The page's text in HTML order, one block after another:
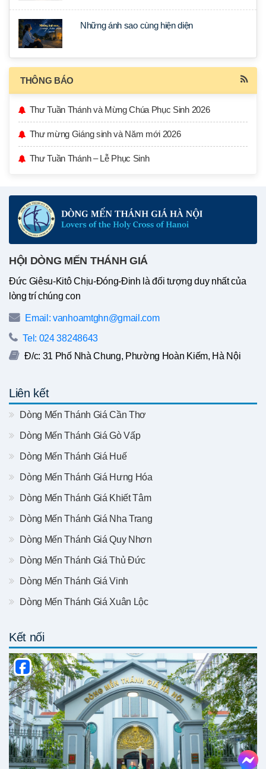
Những ánh sao cùng hiện diện
THÔNG BÁO
Thư Tuần Thánh và Mừng Chúa Phục Sinh 2026
Thư mừng Giáng sinh và Năm mới 2026
Thư Tuần Thánh – Lễ Phục Sinh
HỘI DÒNG MẾN THÁNH GIÁ
Đức Giêsu-Kitô Chịu-Đóng-Đinh là đối tượng duy nhất của
lòng trí chúng con
Email: vanhoamtghn@gmail.com
Tel: 024 38248643
Đ/c: 31 Phố Nhà Chung, Phường Hoàn Kiếm, Hà Nội
Liên kết
Dòng Mến Thánh Giá Cần Thơ
Dòng Mến Thánh Giá Gò Vấp
Dòng Mến Thánh Giá Huế
Dòng Mến Thánh Giá Hưng Hóa
Dòng Mến Thánh Giá Khiết Tâm
Dòng Mến Thánh Giá Nha Trang
Dòng Mến Thánh Giá Quy Nhơn
Dòng Mến Thánh Giá Thủ Đức
Dòng Mến Thánh Giá Vinh
Dòng Mến Thánh Giá Xuân Lộc
Kết nối